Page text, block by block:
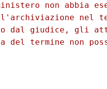
non abbia
nel
dal giudice, gli